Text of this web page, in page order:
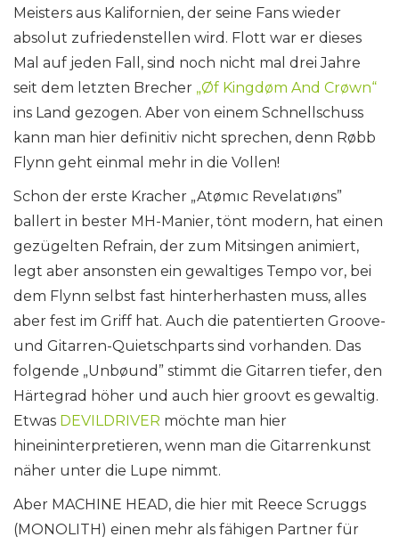
Meisters aus Kalifornien, der seine Fans wieder
absolut zufriedenstellen wird. Flott war er dieses
Mal auf jeden Fall, sind noch nicht mal drei Jahre
seit dem letzten Brecher „Øf Kingdøm And Crøwn“
ins Land gezogen. Aber von einem Schnellschuss
kann man hier definitiv nicht sprechen, denn Røbb
Flynn geht einmal mehr in die Vollen!
Schon der erste Kracher „Atømıc Revelatıøns”
ballert in bester MH-Manier, tönt modern, hat einen
gezügelten Refrain, der zum Mitsingen animiert,
legt aber ansonsten ein gewaltiges Tempo vor, bei
dem Flynn selbst fast hinterherhasten muss, alles
aber fest im Griff hat. Auch die patentierten Groove-
und Gitarren-Quietschparts sind vorhanden. Das
folgende „Unbøund” stimmt die Gitarren tiefer, den
Härtegrad höher und auch hier groovt es gewaltig.
Etwas DEVILDRIVER möchte man hier
hineininterpretieren, wenn man die Gitarrenkunst
näher unter die Lupe nimmt.
Aber MACHINE HEAD, die hier mit Reece Scruggs
(MONOLITH) einen mehr als fähigen Partner für